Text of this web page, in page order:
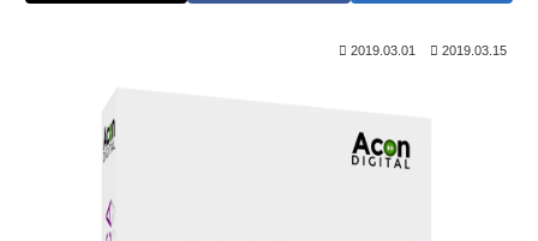
2019.03.01 2019.03.15